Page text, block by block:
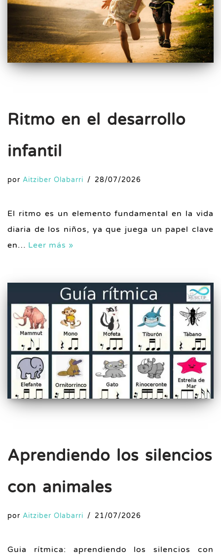
Ritmo en el desarrollo
infantil
por Aitziber Olabarri 28/07/2026
El ritmo es un elemento fundamental en la vida
diaria de los niños, ya que juega un papel clave
en… Leer más »
Aprendiendo los silencios
con animales
por Aitziber Olabarri 21/07/2026
Guia rítmica: aprendiendo los silencios con